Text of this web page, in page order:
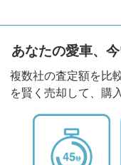
あなたの愛車、
複数社の査定額を比
を賢く売却して、購